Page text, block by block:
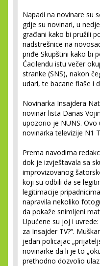
Napadi na novinare su
gdje su novinari, u
građani kako bi pružili
nadstrešnice na
priđe Skupštini kako bi
Ćacilendu istu večer
stranke (SNS), nakon
udari, te bacane flaše i
Novinarka Insajdera
novinar lista Danas
upozorio je NUNS.
novinarka televizije N1
Prema navodima
dok je izvještavala sa
improvizovanog
koji su odbili da se
legitimacije
napravila nekoliko
da pokaže snimljeni
Upućene su joj i
za Insajder TV?“.
jedan policajac
novinarke da li je to
prethodno dozvolio